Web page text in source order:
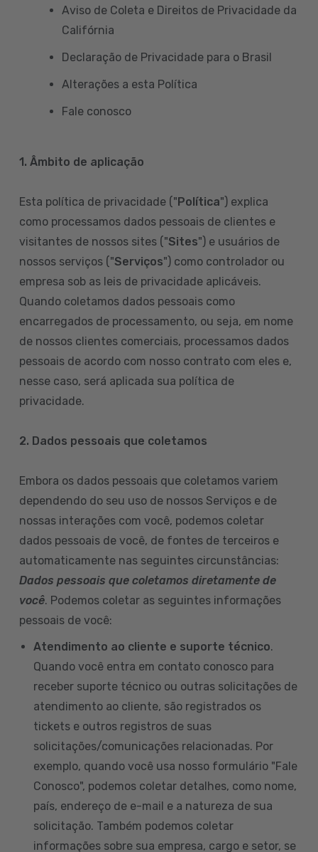
Aviso de Coleta e Direitos de Privacidade da
Califórnia
Declaração de Privacidade para o Brasil
Alterações a esta Política
Fale conosco
1. Âmbito de aplicação
Esta política de privacidade ("Política") explica
como processamos dados pessoais de clientes e
visitantes de nossos sites ("Sites") e usuários de
nossos serviços ("Serviços") como controlador ou
empresa sob as leis de privacidade aplicáveis.
Quando coletamos dados pessoais como
encarregados de processamento, ou seja, em nome
de nossos clientes comerciais, processamos dados
pessoais de acordo com nosso contrato com eles e,
nesse caso, será aplicada sua política de
privacidade.
2. Dados pessoais que coletamos
Embora os dados pessoais que coletamos variem
dependendo do seu uso de nossos Serviços e de
nossas interações com você, podemos coletar
dados pessoais de você, de fontes de terceiros e
automaticamente nas seguintes circunstâncias:
Dados pessoais que coletamos diretamente de
você. Podemos coletar as seguintes informações
pessoais de você:
Atendimento ao cliente e suporte técnico.
Quando você entra em contato conosco para
receber suporte técnico ou outras solicitações de
atendimento ao cliente, são registrados os
tickets e outros registros de suas
solicitações/comunicações relacionadas. Por
exemplo, quando você usa nosso formulário "Fale
Conosco", podemos coletar detalhes, como nome,
país, endereço de e-mail e a natureza de sua
solicitação. Também podemos coletar
informações sobre sua empresa, cargo e setor, se